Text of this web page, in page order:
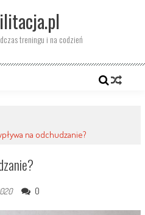
treningu i na codzień
na odchudzanie?
0